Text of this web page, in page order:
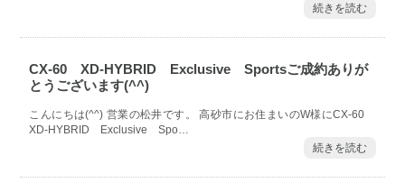
続きを読む
CX-60 XD-HYBRID Exclusive Sportsご成約ありが
とうございます(^^)
こんにちは(^^) 営業の松井です。 高砂市にお住まいのW様にCX-60
XD-HYBRID Exclusive Spo…
続きを読む